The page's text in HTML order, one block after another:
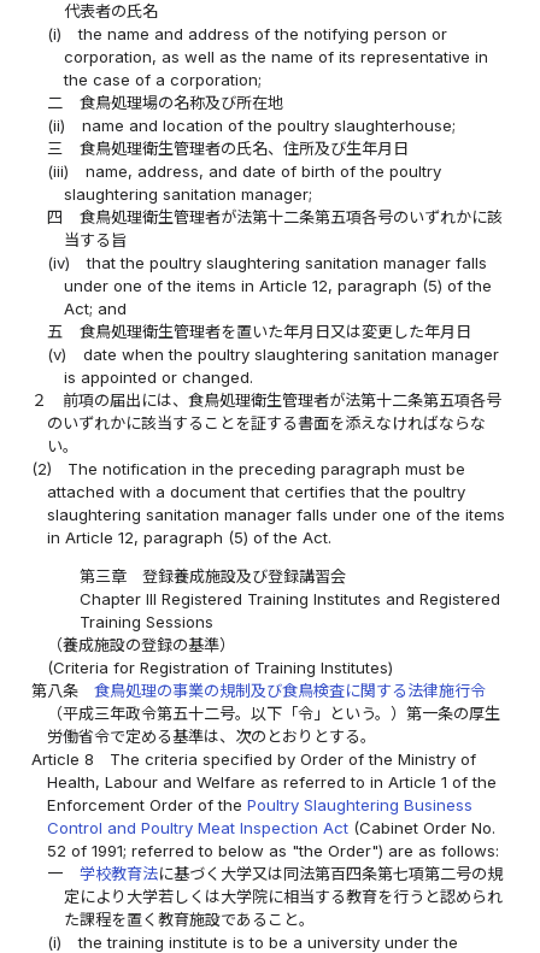
代表者の氏名
(i)
the name and address of the notifying person or
corporation, as well as the name of its representative in
the case of a corporation;
二
食鳥処理場の名称及び所在地
(ii)
name and location of the poultry slaughterhouse;
三
食鳥処理衛生管理者の氏名、住所及び生年月日
(iii)
name, address, and date of birth of the poultry
slaughtering sanitation manager;
四
食鳥処理衛生管理者が法第十二条第五項各号のいずれかに該
当する旨
(iv)
that the poultry slaughtering sanitation manager falls
under one of the items in Article 12, paragraph (5) of the
Act; and
五
食鳥処理衛生管理者を置いた年月日又は変更した年月日
(v)
date when the poultry slaughtering sanitation manager
is appointed or changed.
２
前項の届出には、食鳥処理衛生管理者が法第十二条第五項各号
のいずれかに該当することを証する書面を添えなければならな
い。
(2)
The notification in the preceding paragraph must be
attached with a document that certifies that the poultry
slaughtering sanitation manager falls under one of the items
in Article 12, paragraph (5) of the Act.
第三章 登録養成施設及び登録講習会
Chapter III Registered Training Institutes and Registered
Training Sessions
（養成施設の登録の基準）
(Criteria for Registration of Training Institutes)
第八条
食鳥処理の事業の規制及び食鳥検査に関する法律施行令
（平成三年政令第五十二号。以下「令」という。）第一条の厚生
労働省令で定める基準は、次のとおりとする。
Article 8
The criteria specified by Order of the Ministry of
Health, Labour and Welfare as referred to in Article 1 of the
Enforcement Order of thePoultry Slaughtering Business
Control and Poultry Meat Inspection Act (Cabinet Order No.
52 of 1991; referred to below as "the Order") are as follows:
一
学校教育法に基づく大学又は同法第百四条第七項第二号の規
定により大学若しくは大学院に相当する教育を行うと認められ
た課程を置く教育施設であること。
(i)
the training institute is to be a university under the